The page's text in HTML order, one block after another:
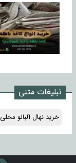
تبلیغات متنی
خرید نهال آلبالو محلی